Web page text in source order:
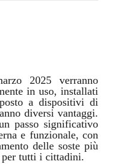
2025 verranno
in uso, installati
a dispositivi di
diversi vantaggi.
passo significativo
e funzionale, con
delle soste più
tutti i cittadini.